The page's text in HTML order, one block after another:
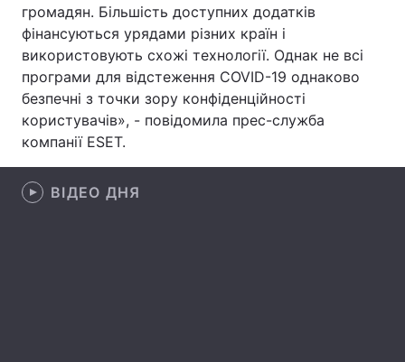
Відео з Youtube Статті
Інтерв'ю Думки
Вакансії
Контакти
Послуги
громадян. Більшість доступних додатків
фінансуються урядами різних країн і
використовують схожі технології. Однак не всі
програми для відстеження COVID-19 однаково
безпечні з точки зору конфіденційності
користувачів», - повідомила прес-служба
компанії ESET.
ВІДЕО ДНЯ